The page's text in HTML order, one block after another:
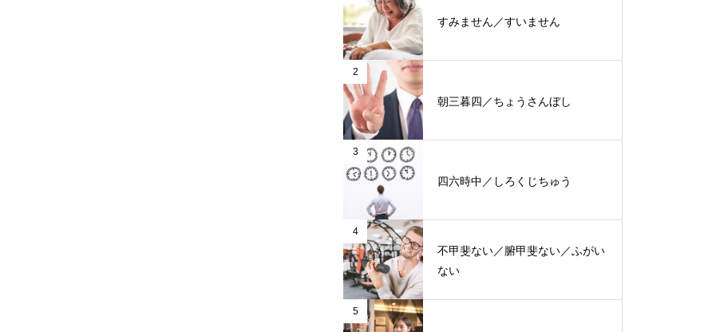
すみません／すいません
2
朝三暮四／ちょうさんぼし
3
四六時中／しろくじちゅう
4
不甲斐ない／腑甲斐ない／ふがい
ない
5